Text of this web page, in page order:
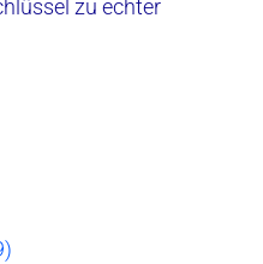
zu echter